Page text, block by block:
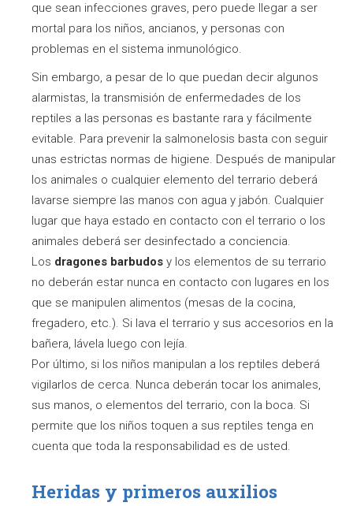
que sean infecciones graves, pero puede llegar a ser
mortal para los niños, ancianos, y personas con
problemas en el sistema inmunológico.
Sin embargo, a pesar de lo que puedan decir algunos
alarmistas, la transmisión de enfermedades de los
reptiles a las personas es bastante rara y fácilmente
evitable. Para prevenir la salmonelosis basta con seguir
unas estrictas normas de higiene. Después de manipular
los animales o cualquier elemento del terrario deberá
lavarse siempre las manos con agua y jabón. Cualquier
lugar que haya estado en contacto con el terrario o los
animales deberá ser desinfectado a conciencia.
Los dragones barbudos y los elementos de su terrario
no deberán estar nunca en contacto con lugares en los
que se manipulen alimentos (mesas de la cocina,
fregadero, etc.). Si lava el terrario y sus accesorios en la
bañera, lávela luego con lejía.
Por último, si los niños manipulan a los reptiles deberá
vigilarlos de cerca. Nunca deberán tocar los animales,
sus manos, o elementos del terrario, con la boca. Si
permite que los niños toquen a sus reptiles tenga en
cuenta que toda la responsabilidad es de usted.
Heridas y primeros auxilios